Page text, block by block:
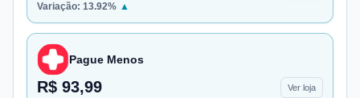
Variação: 13.92% ▲
Pague Menos
R$ 93,99 Ver loja